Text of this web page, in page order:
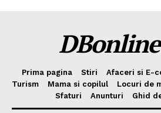
Prima pagina Stiri Afaceri si E-
Turism
Mama si copilul Locuri de
Sfaturi
Anunturi Ghid